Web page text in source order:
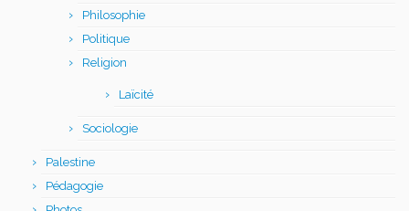
Philosophie
Politique
Religion
Laïcité
Sociologie
Palestine
Pédagogie